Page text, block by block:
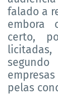
falado a
embora
certo,
pelas